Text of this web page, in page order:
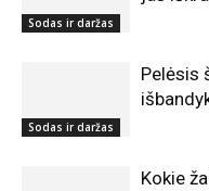
Sodas ir daržas
Sodas ir daržas
Pelėsis
Kokie